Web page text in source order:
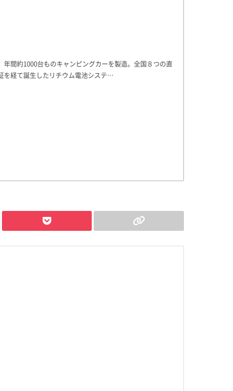
間約1000台ものキャンピングカーを製造。全国８つの直
を経て誕生したリチウム電池システ…